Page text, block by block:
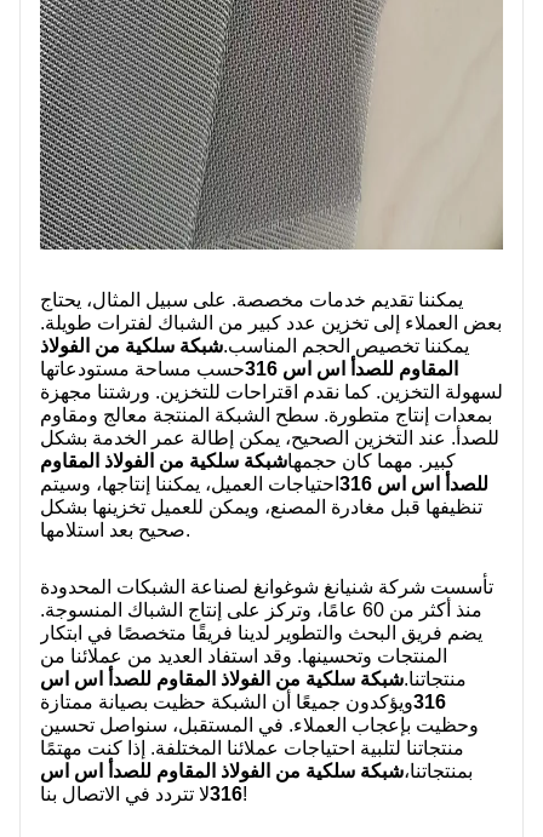
يمكننا تقديم خدمات مخصصة. على سبيل المثال، يحتاج
بعض العملاء إلى تخزين عدد كبير من الشباك لفترات طويلة.
يمكننا تخصيص الحجم المناسب.شبكة سلكية من الفولاذ
المقاوم للصدأ اس اس 316
حسب مساحة مستودعاتها
لسهولة التخزين. كما نقدم اقتراحات للتخزين. ورشتنا مجهزة
بمعدات إنتاج متطورة. سطح الشبكة المنتجة معالج ومقاوم
للصدأ. عند التخزين الصحيح، يمكن إطالة عمر الخدمة بشكل
كبير. مهما كان حجمهاشبكة سلكية من الفولاذ المقاوم
للصدأ اس اس 316
احتياجات العميل، يمكننا إنتاجها، وسيتم
تنظيفها قبل مغادرة المصنع، ويمكن للعميل تخزينها بشكل
صحيح بعد استلامها.
تأسست شركة شنيانغ شوغوانغ لصناعة الشبكات المحدودة
منذ أكثر من 60 عامًا، وتركز على إنتاج الشباك المنسوجة.
يضم فريق البحث والتطوير لدينا فريقًا متخصصًا في ابتكار
المنتجات وتحسينها. وقد استفاد العديد من عملائنا من
منتجاتنا.شبكة سلكية من الفولاذ المقاوم للصدأ اس اس
316ويؤكدون جميعًا أن الشبكة حظيت بصيانة ممتازة
وحظيت بإعجاب العملاء. في المستقبل، سنواصل تحسين
منتجاتنا لتلبية احتياجات عملائنا المختلفة. إذا كنت مهتمًا
بمنتجاتنا،شبكة سلكية من الفولاذ المقاوم للصدأ اس اس
316لا تتردد في الاتصال بنا!